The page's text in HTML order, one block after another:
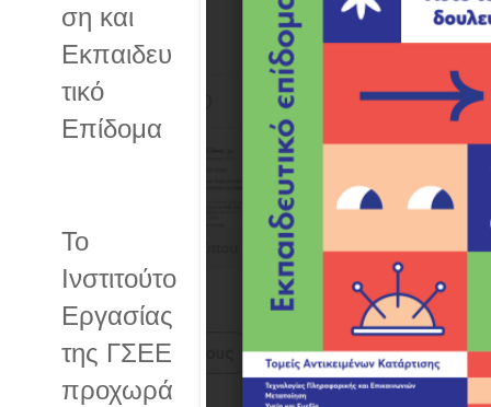
ση και
Εκπαιδευ
τικό
Επίδομα
Το
Ινστιτούτο
Εργασίας
της ΓΣΕΕ
προχωρά